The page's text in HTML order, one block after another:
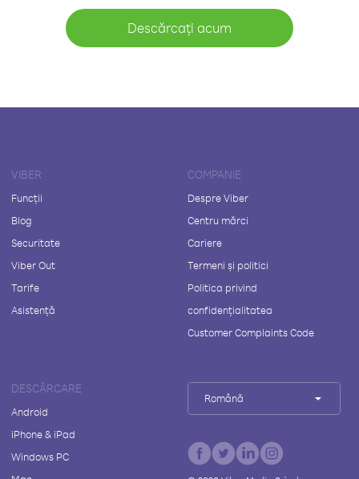
Descărcați acum
VIBER
Funcții
Blog
Securitate
Viber Out
Tarife
Asistență
COMPANIE
Despre Viber
Centru mărci
Cariere
Termeni și politici
Politica privind
confidențialitatea
Customer Complaints Code
DESCĂRCARE
Android
iPhone & iPad
Windows PC
Română